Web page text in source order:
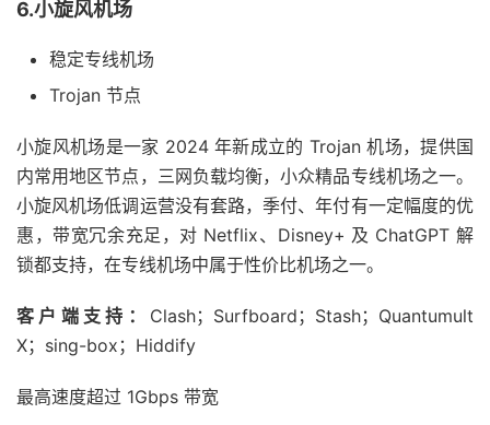
6.小旋风机场
稳定专线机场
Trojan 节点
小旋风机场是一家 2024 年新成立的 Trojan 机场，提供国
内常用地区节点，三网负载均衡，小众精品专线机场之一。
小旋风机场低调运营没有套路，季付、年付有一定幅度的优
惠，带宽冗余充足，对 Netflix、Disney+ 及 ChatGPT 解
锁都支持，在专线机场中属于性价比机场之一。
客户端支持： Clash；Surfboard；Stash；Quantumult
X；sing-box；Hiddify
最高速度超过 1Gbps 带宽